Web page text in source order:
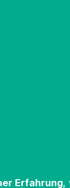
Erfahrung,